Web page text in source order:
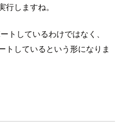
しますね。
トしているわけではなく、
トしているという形になりま